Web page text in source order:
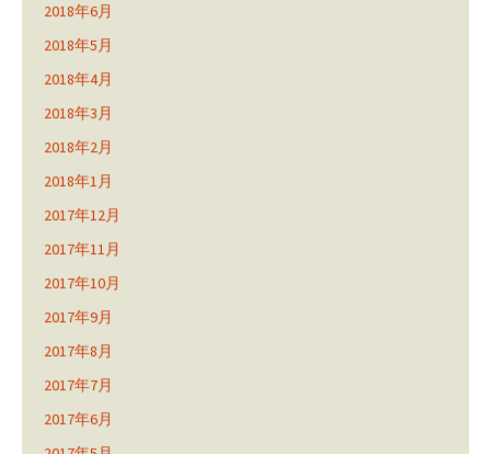
2018年6月
2018年5月
2018年4月
2018年3月
2018年2月
2018年1月
2017年12月
2017年11月
2017年10月
2017年9月
2017年8月
2017年7月
2017年6月